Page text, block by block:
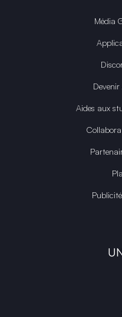
Média
Aides aux